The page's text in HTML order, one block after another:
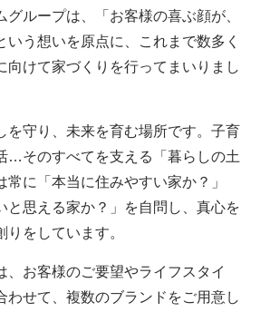
ループは、「お客様の喜ぶ顔が、
いう想いを原点に、これまで数多く
向けて家づくりを行ってまいりまし
を守り、未来を育む場所です。子育
…そのすべてを支える「暮らしの土
に「本当に住みやすい家か？」
と思える家か？」を自問し、真心を
をしています。
、お客様のご要望やライフスタイ
わせて、複数のブランドをご用意し